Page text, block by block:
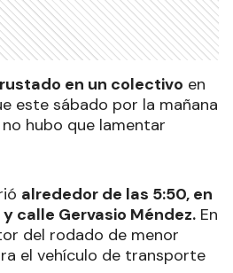
en un colectivo en
este sábado por la mañana
hubo que lamentar
alrededor de las 5:50, en
calle Gervasio Méndez. En
del rodado de menor
el vehículo de transporte